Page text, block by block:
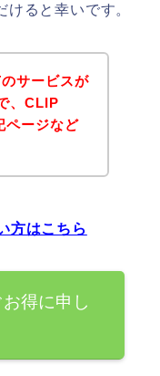
ると幸いです。
サービスが
、CLIP
ページなど
方はこちら
得に申し